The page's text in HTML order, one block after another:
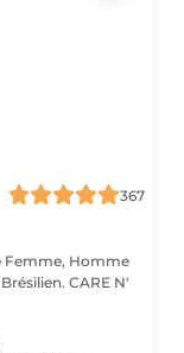
367